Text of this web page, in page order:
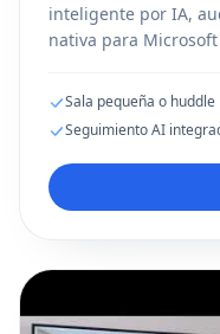
inteligente por IA,
nativa para Microsoft
Sala pequeña o huddle
Seguimiento AI